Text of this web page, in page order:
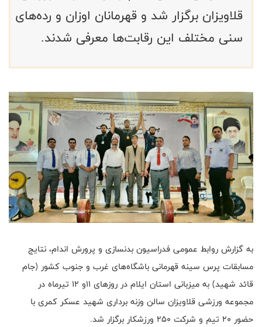
قلاویزان برگزار شد و قهرمانان اوزان و رده‌های
سنی مختلف این رقابت‌ها معرفی شدند.
به گزارش روابط عمومی فدراسیون بدنسازی و پرورش اندام، نتایج
مسابقات پرس سینه قهرمانی باشگاه‌های غرب و جنوب کشور (جام
قائد شهید) به میزبانی استان ایلام در روزهای ۱۱و ۱۲ تیرماه در
مجموعه ورزشی قلاویزان سالن وزنه برداری شهید عسکر کمری با
حضور ۲۰ تیم و شرکت ۲۵۰ ورزشکار برگزار شد.